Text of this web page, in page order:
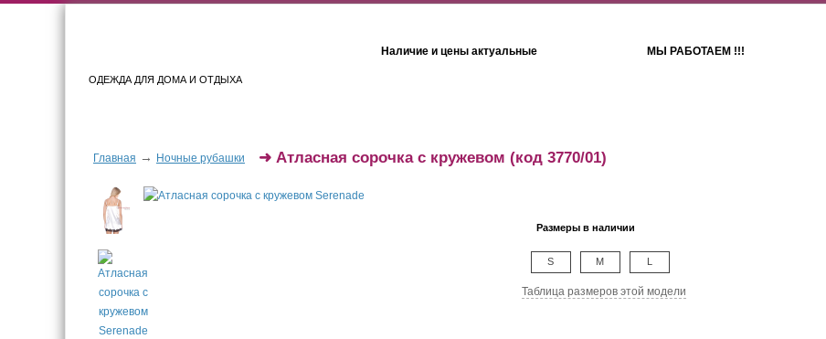
ОДЕЖДА ДЛЯ ДОМА И ОТДЫХА
Наличие и цены актуальные МЫ РАБОТАЕМ !!!
Главная → Ночные рубашки ➜ Атласная сорочка с кружевом (код 3770/01)
Размеры в наличии
S M L
Таблица размеров этой модели